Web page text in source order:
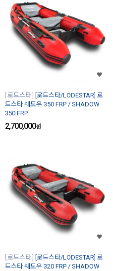
로드스타
[로드스타/LODESTAR] 로
드스타 쉐도우 350 FRP / SHADOW
350 FRP
2,700,000원
로드스타
[로드스타/LODESTAR] 로
드스타 쉐도우 320 FRP / SHADOW